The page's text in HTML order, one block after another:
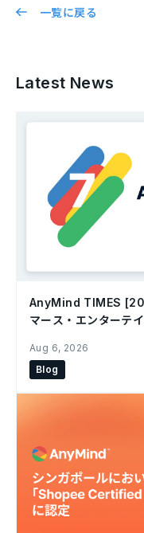
一覧に戻る
Latest News
AnyMind TIMES
マース・エンターテ
Aug 6, 2026
Blog